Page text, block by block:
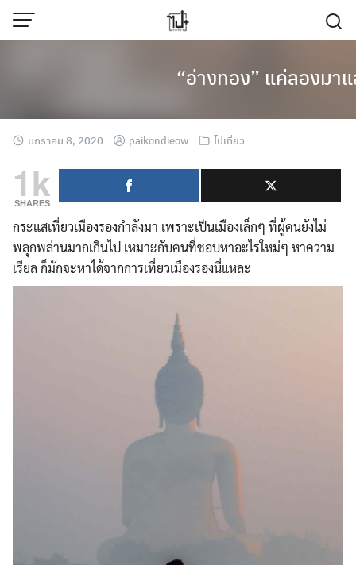
Skip
“อ่างทอง” แค่ลองมา
มกราคม 8, 2020 paikondieow ไปเที่ยว
1k
SHARES
กระแสเที่ยวเมืองรองกำลังมา เพราะเป็นเมืองเล็กๆ ที่ผู้คนยังไม่
พลุกพล่านมากเกินไป เหมาะกับคนที่ชอบหาอะไรใหม่ๆ หาความ
เรียล ก็มักจะหาได้จากการเที่ยวเมืองรองนี่แหละ